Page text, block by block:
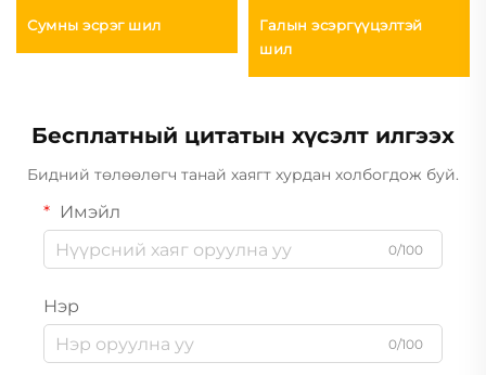
Сумны эсрэг шил
Галын эсэргүүцэлтэй
шил
Бесплатный цитатын хүсэлт илгээх
Бидний төлөөлөгч танай хаягт хурдан холбогдож буй.
Имэйл
0/100
Нэр
0/100